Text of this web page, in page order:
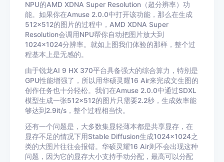
NPU的AMD XDNA Super Resolution（超分辨率）功
能。如果你在Amuse 2.0.0中打开该功能，那么在生成
512×512的图片的过程中，AMD XDNA Super
Resolution会调用NPU帮你自动把图片放大到
1024×1024分辨率。就如上图我们体验的那样，整个过
程基本上是无感的。
由于锐龙AI 9 HX 370平台具备强大的综合算力，特别是
GPU性能增强了，所以用华硕灵耀16 Air来完成文生图的
创作任务也十分轻松。我们在Amuse 2.0.0中通过SDXL
模型生成一张512×512的图片只需要2.2秒，生成效率能
够达到2.9it/s，整个过程相当快。
还有一个问题是，大多数集显轻薄本都是共享显存，在
显存不足的情况下用Stable Diffusion生成1024×1024之
类的大图片往往会报错。华硕灵耀16 Air则不会出现这种
问题，因为它的显存大小支持手动分配，最高可以分配